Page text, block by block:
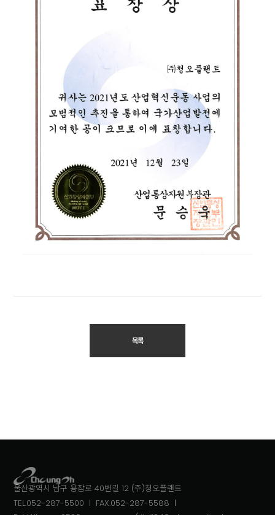
목록
울산광역시 남구 용잠로 40번길 12 (주)청오플랜트
TEL.052-287-5500
FAX.052-287-5588